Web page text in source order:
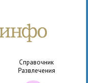
Справочник
Развлечения